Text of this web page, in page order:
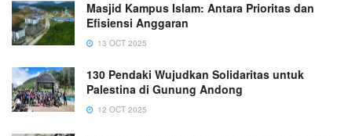
Masjid Kampus Islam: Antara Prioritas dan
Efisiensi Anggaran
13 OCT 2025
130 Pendaki Wujudkan Solidaritas untuk
Palestina di Gunung Andong
12 OCT 2025